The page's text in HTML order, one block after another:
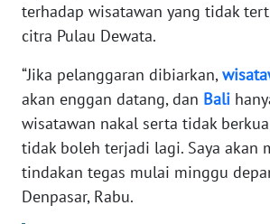
terhadap wisatawan yang tidak
citra Pulau Dewata.
“Jika pelanggaran dibiarkan,
akan enggan datang, dan Bali
wisatawan nakal serta tidak
tidak boleh terjadi lagi. Saya akan
tindakan tegas mulai minggu
Denpasar, Rabu.
DISCLAIMER
Wahana
News
Regional
WN
SUMUT